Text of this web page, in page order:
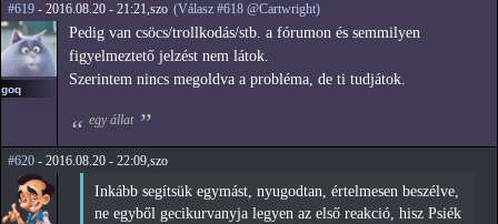
#619 - 2016.08.20 - 21:21,szo (Válasz #618 @Cartwright)
goq
Pedig van csöcs/trollkodás/stb. a fórumon és semmilyen
figyelmeztető jelzést nem látok.
Szerintem nincs megoldva a probléma, de ti tudjátok.
egy állat
#620 - 2016.08.20 - 22:09,szo
Inkább segítsük egymást, nyugodtan, értelmesen beszélve,
ne egyből gecikurvanyja legyen az első reakció, hisz Psiék